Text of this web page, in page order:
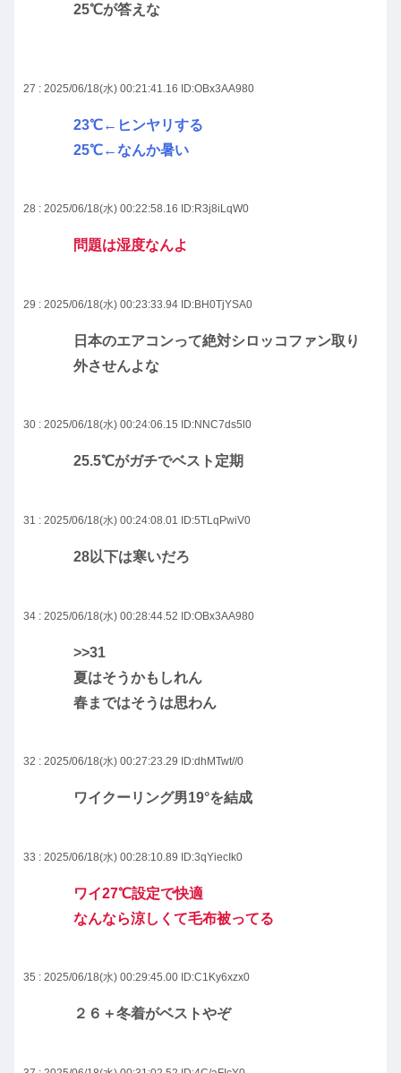
25℃が答えな
27 : 2025/06/18(水) 00:21:41.16 ID:OBx3AA980
23℃←ヒンヤリする
25℃←なんか暑い
28 : 2025/06/18(水) 00:22:58.16 ID:R3j8iLqW0
問題は湿度なんよ
29 : 2025/06/18(水) 00:23:33.94 ID:BH0TjYSA0
日本のエアコンって絶対シロッコファン取り
外させんよな
30 : 2025/06/18(水) 00:24:06.15 ID:NNC7ds5l0
25.5℃がガチでベスト定期
31 : 2025/06/18(水) 00:24:08.01 ID:5TLqPwiV0
28以下は寒いだろ
34 : 2025/06/18(水) 00:28:44.52 ID:OBx3AA980
>>31
夏はそうかもしれん
春まではそうは思わん
32 : 2025/06/18(水) 00:27:23.29 ID:dhMTwt//0
ワイクーリング男19°を結成
33 : 2025/06/18(水) 00:28:10.89 ID:3qYiecIk0
ワイ27℃設定で快適
なんなら涼しくて毛布被ってる
35 : 2025/06/18(水) 00:29:45.00 ID:C1Ky6xzx0
２６＋冬着がベストやぞ